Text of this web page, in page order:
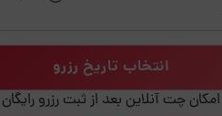
انتخاب تاریخ رزرو
امکان چت آنلاین بعد از ثبت رزرو رایگان